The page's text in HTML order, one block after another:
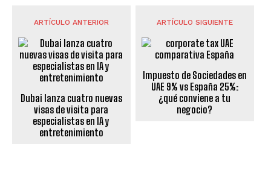
ARTÍCULO ANTERIOR
Dubai lanza cuatro nuevas
visas de visita para
especialistas en IA y
entretenimiento
ARTÍCULO SIGUIENTE
Impuesto de Sociedades en
UAE 9% vs España 25%:
¿qué conviene a tu
negocio?